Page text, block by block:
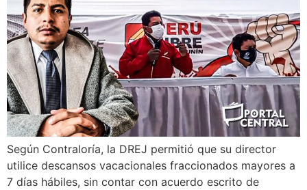
Según Contraloría, la DREJ permitió que su director
utilice descansos vacacionales fraccionados mayores a
7 días hábiles, sin contar con acuerdo escrito de